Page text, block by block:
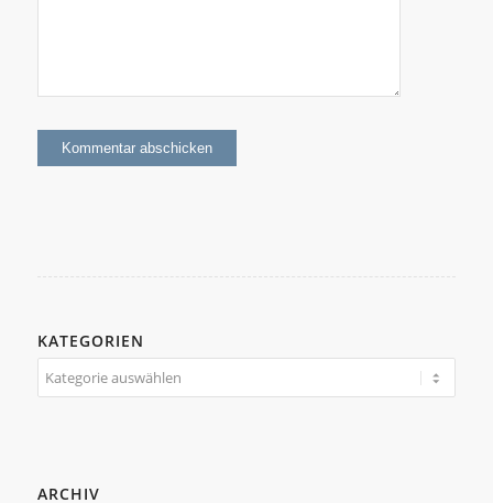
KATEGORIEN
Kategorien
ARCHIV